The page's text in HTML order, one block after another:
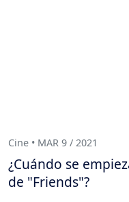
Cine • MAR 9 / 2021
¿Cuándo se
de "Friends"?